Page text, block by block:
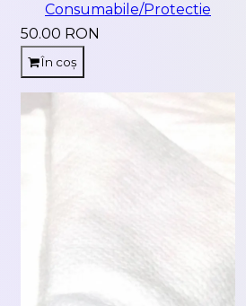
Consumabile/Protectie
50.00 RON
În coș